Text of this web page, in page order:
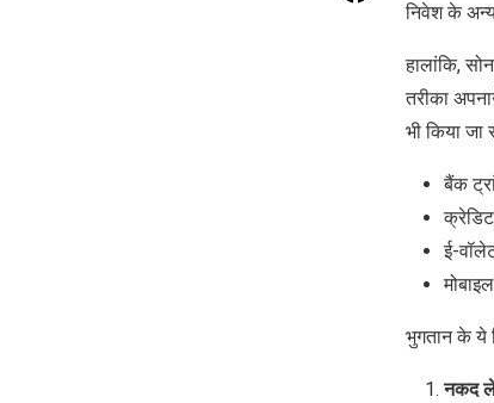
निवेश के अन्‍य
हालांकि,
तरीका
भी किया जा
बैंक
ई-
भुगतान के ये
नकद